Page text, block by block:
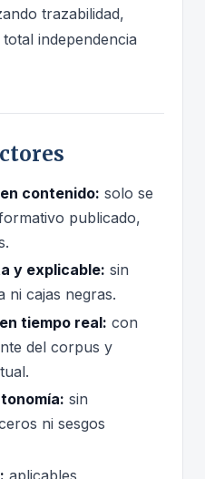
trazabilidad,
independencia
contenido: solo se
publicado,
y explicable: sin
ni cajas negras.
tiempo real: con
del corpus y
sin
ni sesgos
aplicables